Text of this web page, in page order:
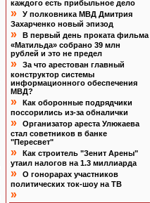
каждого есть прибыльное дело
»
У полковника МВД Дмитрия
Захарченко новый эпизод
»
В первый день проката фильма
«Матильда» собрано 39 млн
рублей и это не предел
»
За что арестован главный
конструктор системы
информационного обеспечения
МВД?
»
Как оборонные подрядчики
поссорились из-за обналички
»
Организатор ареста Улюкаева
стал советников в банке
"Пересвет"
»
Как строитель "Зенит Арены"
утаил налогов на 1.3 миллиарда
»
О гонорарах участников
политических ток-шоу на ТВ
»